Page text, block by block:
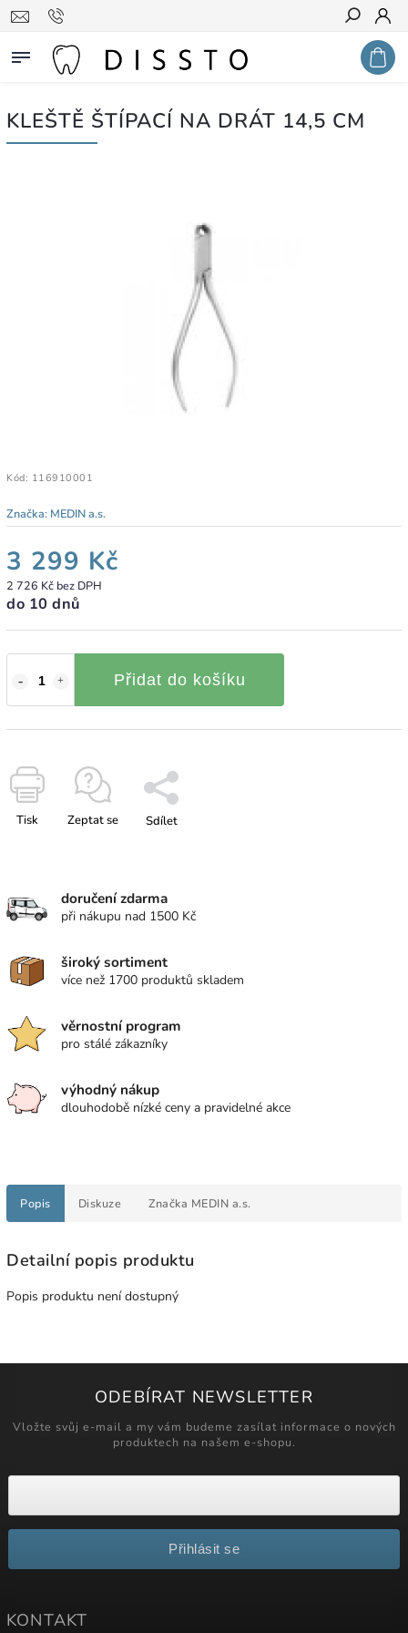
Hledat
KLEŠTĚ ŠTÍPACÍ NA DRÁT 14,5 CM
Kód: 116910001
Značka: MEDIN a.s.
3 299 Kč
2 726 Kč bez DPH
do 10 dnů
Přidat do košíku
Tisk Zeptat se Sdílet
doručení zdarma
při nákupu nad 1500 Kč
široký sortiment
více než 1700 produktů skladem
věrnostní program
pro stálé zákazníky
výhodný nákup
dlouhodobě nízké ceny a pravidelné akce
Popis Diskuze Značka MEDIN a.s.
Detailní popis produktu
Popis produktu není dostupný
ODEBÍRAT NEWSLETTER
Vložte svůj e-mail a my vám budeme zasílat informace o nových
produktech na našem e-shopu.
Přihlásit se
KONTAKT